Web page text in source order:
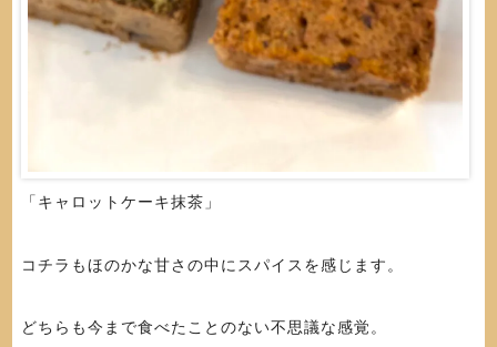
「キャロットケーキ抹茶」
コチラもほのかな甘さの中にスパイスを感じます。
どちらも今まで食べたことのない不思議な感覚。